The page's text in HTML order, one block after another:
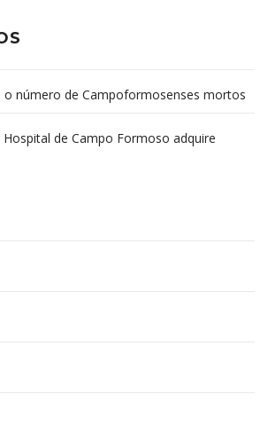
o número de Campoformosenses mortos
que morreram em desabamentos são
Hospital de Campo Formoso adquire